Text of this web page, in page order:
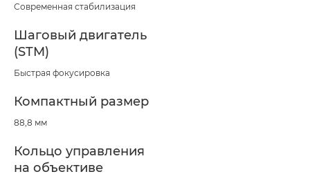
Современная стабилизация
Шаговый двигатель
(STM)
Быстрая фокусировка
Компактный размер
88,8 мм
Кольцо управления
на объективе